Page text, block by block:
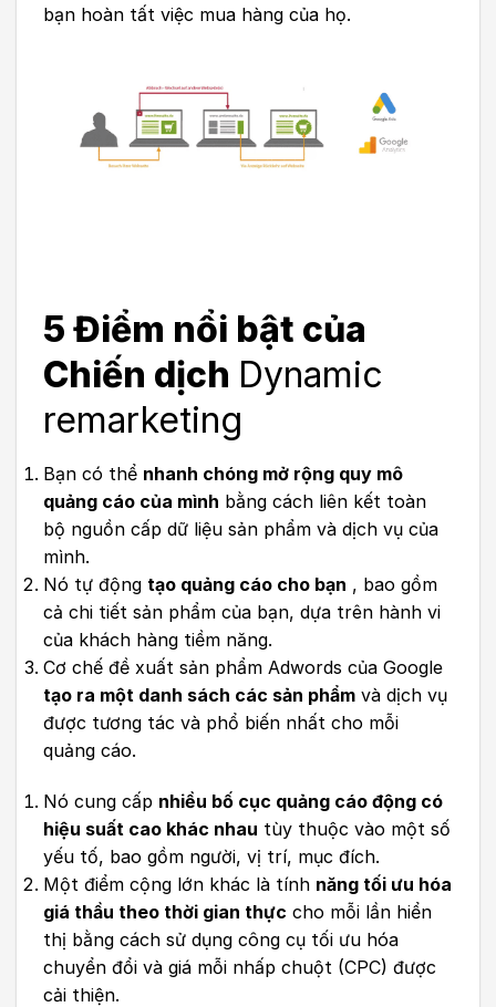
bạn hoàn tất việc mua hàng của họ.
5 Điểm nổi bật của
Chiến dịch Dynamic
remarketing
Bạn có thể nhanh chóng mở rộng quy mô
quảng cáo của mình bằng cách liên kết toàn
bộ nguồn cấp dữ liệu sản phẩm và dịch vụ của
mình.
Nó tự động tạo quảng cáo cho bạn , bao gồm
cả chi tiết sản phẩm của bạn, dựa trên hành vi
của khách hàng tiềm năng.
Cơ chế đề xuất sản phẩm Adwords của Google
tạo ra một danh sách các sản phẩm và dịch vụ
được tương tác và phổ biến nhất cho mỗi
quảng cáo.
Nó cung cấp nhiều bố cục quảng cáo động có
hiệu suất cao khác nhau tùy thuộc vào một số
yếu tố, bao gồm người, vị trí, mục đích.
Một điểm cộng lớn khác là tính năng tối ưu hóa
giá thầu theo thời gian thực cho mỗi lần hiển
thị bằng cách sử dụng công cụ tối ưu hóa
chuyển đổi và giá mỗi nhấp chuột (CPC) được
cải thiện.